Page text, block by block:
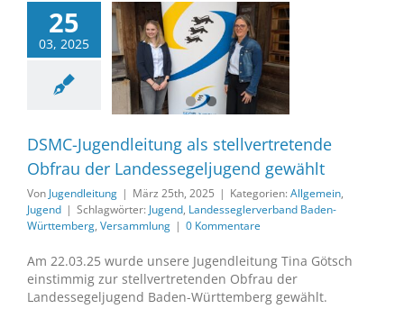
25
03, 2025
als
Obfrau
DSMC-Jugendleitung als stellvertretende
Obfrau der Landessegeljugend gewählt
Von Jugendleitung | März 25th, 2025 | Kategorien: Allgemein,
Jugend | Schlagwörter: Jugend, Landesseglerverband Baden-
Württemberg, Versammlung | 0 Kommentare
Am 22.03.25 wurde unsere Jugendleitung Tina Götsch
einstimmig zur stellvertretenden Obfrau der
Landessegeljugend Baden-Württemberg gewählt.